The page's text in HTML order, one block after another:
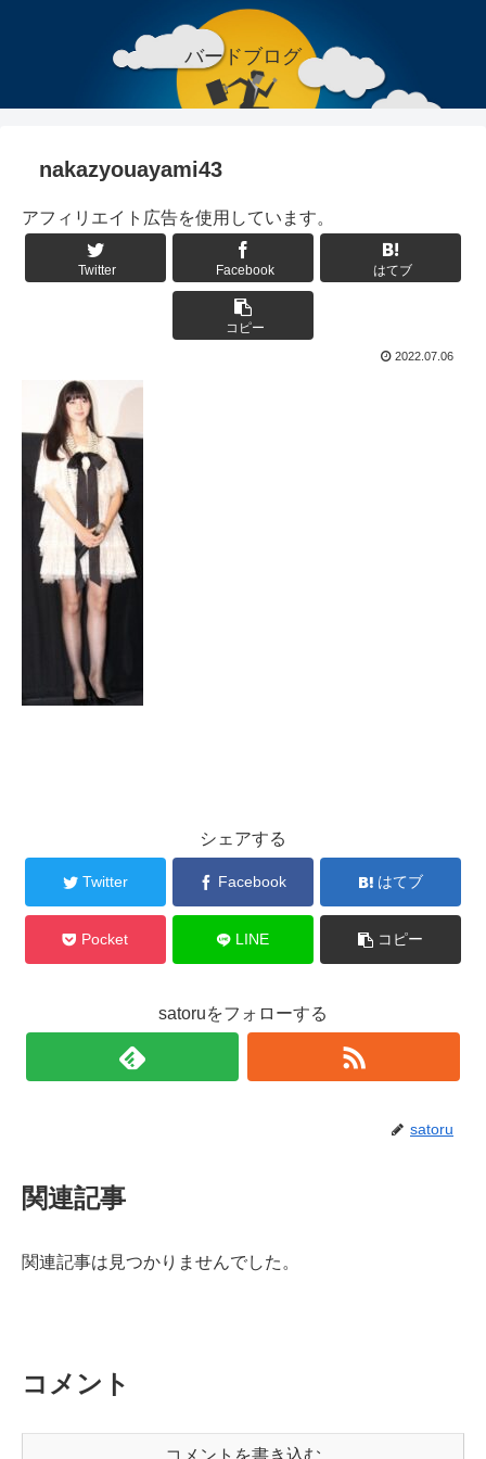
バードブログ
nakazyouayami43
アフィリエイト広告を使用しています。
Twitter Facebook はてブ
コピー
2022.07.06
シェアする
Twitter Facebook はてブ
Pocket LINE コピー
satoruをフォローする
satoru
関連記事
関連記事は見つかりませんでした。
コメント
コメントを書き込む